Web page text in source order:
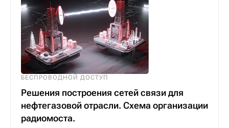
БЕСПРОВОДНОЙ ДОСТУП
Решения построения сетей связи для
нефтегазовой отрасли. Схема организации
радиомоста.